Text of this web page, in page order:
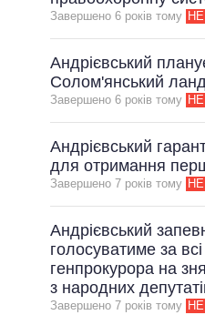
ВСІ
Завершено 6 рокiв тому
Андрієвський
Солом'янський
Завершено 6 рокiв тому
Андрієвський
для отримання
Завершено 7 рокiв тому
Андрієвський
голосуватиме за
генпрокурора на
з народних
Завершено 7 рокiв тому